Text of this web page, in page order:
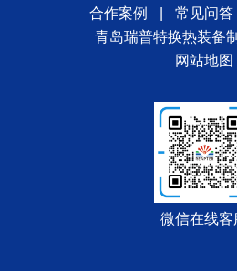
合作案例 常见问答
青岛瑞普特换热装备
网站地图
微信在线客